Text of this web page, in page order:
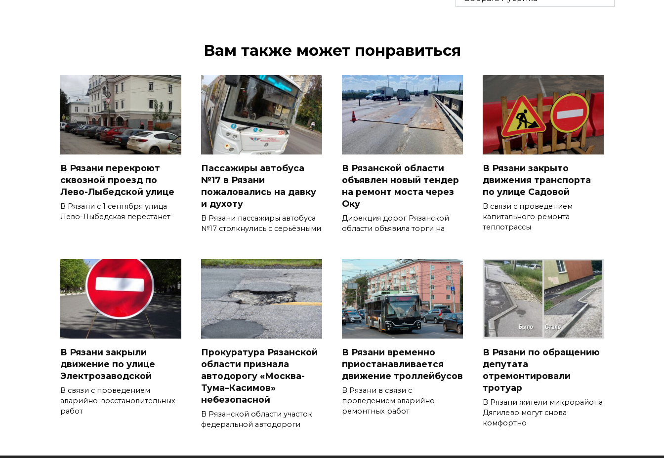
Вам также может понравиться
В Рязани перекроют
сквозной проезд по
Лево-Лыбедской улице
В Рязани с 1 сентября улица
Лево-Лыбедская перестанет
Пассажиры автобуса
№17 в Рязани
пожаловались на давку
и духоту
В Рязани пассажиры автобуса
№17 столкнулись с серьёзными
В Рязанской области
объявлен новый тендер
на ремонт моста через
Оку
Дирекция дорог Рязанской
области объявила торги на
В Рязани закрыто
движения транспорта
по улице Садовой
В связи с проведением
капитального ремонта
теплотрассы
В Рязани закрыли
движение по улице
Электрозаводской
В связи с проведением
аварийно-восстановительных
работ
Прокуратура Рязанской
области признала
автодорогу «Москва-
Тума–Касимов»
небезопасной
В Рязанской области участок
федеральной автодороги
В Рязани временно
приостанавливается
движение троллейбусов
В Рязани в связи с
проведением аварийно-
ремонтных работ
В Рязани по обращению
депутата
отремонтировали
тротуар
В Рязани жители микрорайона
Дягилево могут снова
комфортно